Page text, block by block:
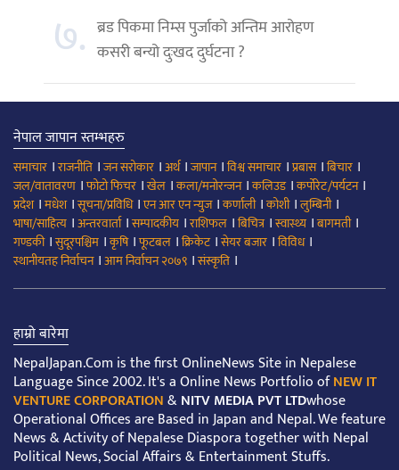
७. ब्रड पिकमा निम्स पुर्जाको अन्तिम आरोहण
कसरी बन्यो दुःखद दुर्घटना ?
नेपाल जापान स्तम्भहरु
समाचार ।राजनीति ।जन सरोकार ।अर्थ।जापान।विश्व समाचार ।प्रबास।बिचार ।
जल/वातावरण ।फोटो फिचर ।खेल ।कला/मनोरन्जन।कलिउड।कर्पोरेट/पर्यटन।
प्रदेश।मधेश।सूचना/प्रविधि।एन आर एन न्युज।कर्णाली।कोशी।लुम्बिनी।
भाषा/साहित्य ।अन्तरवार्ता।सम्पादकीय ।राशिफल ।बिचित्र।स्वास्थ्य ।बागमती।
गण्डकी।सुदूरपश्चिम ।कृषि।फूटबल ।क्रिकेट।सेयर बजार ।विविध।
स्थानीयतह निर्वाचन।आम निर्वाचन २०७९ ।संस्कृति ।
हाम्रो बारेमा
NepalJapan.Com is the first OnlineNews Site in Nepalese
Language Since 2002. It's a Online News Portfolio ofNEW IT
VENTURE CORPORATION&NITV MEDIA PVT LTDwhose
Operational Offices are Based in Japan and Nepal. We feature
News & Activity of Nepalese Diaspora together with Nepal
Political News, Social Affairs & Entertainment Stuffs.